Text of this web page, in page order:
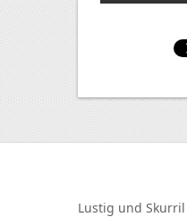
Lustig und Skurril